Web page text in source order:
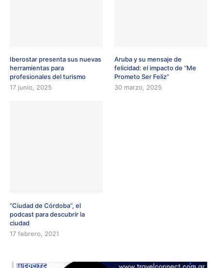
Iberostar presenta sus nuevas
herramientas para
profesionales del turismo
17 junio, 2025
Aruba y su mensaje de
felicidad: el impacto de “Me
Prometo Ser Feliz”
30 marzo, 2025
“Ciudad de Córdoba”, el
podcast para descubrir la
ciudad
17 febrero, 2021